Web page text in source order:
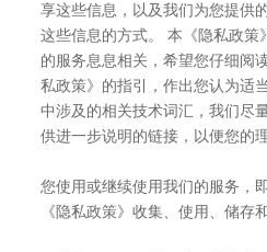
享这些信息，以及我们为您提供
这些信息的方式。 本《隐私政策
的服务息息相关，希望您仔细阅
私政策》的指引，作出您认为适
中涉及的相关技术词汇，我们尽
供进一步说明的链接，以便您的理
您使用或继续使用我们的服务，
《隐私政策》收集、使用、储存